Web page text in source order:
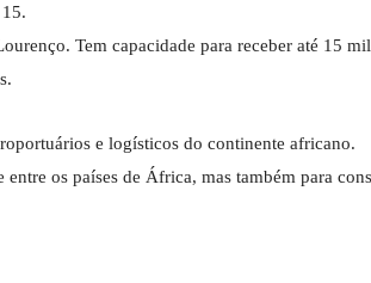
Tem capacidade para receber até 15
e logísticos do continente africano.
os países de África, mas também para